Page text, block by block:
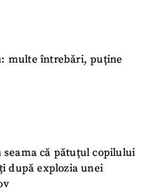
multe întrebări, puține
că pătuțul copilului
după explozia unei